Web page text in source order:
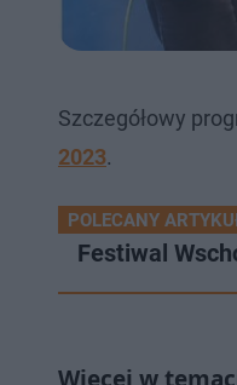
Szczegółowy
2023.
POLECANY
Festiwal